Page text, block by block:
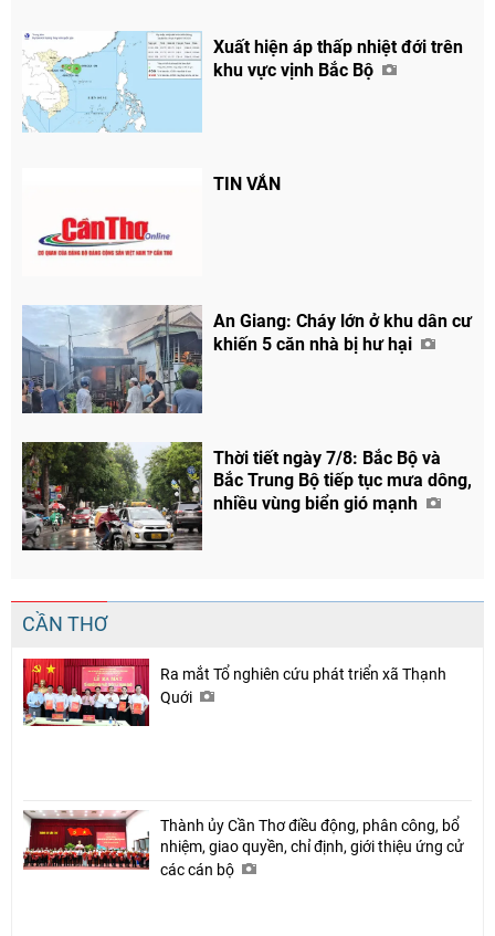
Xuất hiện áp thấp nhiệt đới trên
khu vực vịnh Bắc Bộ
TIN VẮN
An Giang: Cháy lớn ở khu dân cư
khiến 5 căn nhà bị hư hại
Thời tiết ngày 7/8: Bắc Bộ và
Bắc Trung Bộ tiếp tục mưa dông,
nhiều vùng biển gió mạnh
CẦN THƠ
Ra mắt Tổ nghiên cứu phát triển xã Thạnh
Quới
Thành ủy Cần Thơ điều động, phân công, bổ
nhiệm, giao quyền, chỉ định, giới thiệu ứng cử
các cán bộ